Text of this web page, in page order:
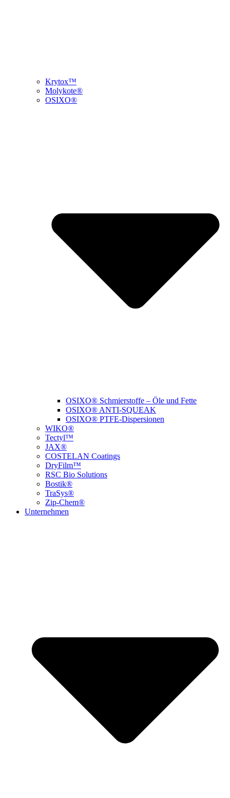
Krytox™
Molykote®
OSIXO®
OSIXO® Schmierstoffe – Öle und Fette
OSIXO® ANTI-SQUEAK
OSIXO® PTFE-Dispersionen
WIKO®
Tectyl™
JAX®
COSTELAN Coatings
DryFilm™
RSC Bio Solutions
Bostik®
TraSys®
Zip-Chem®
Unternehmen